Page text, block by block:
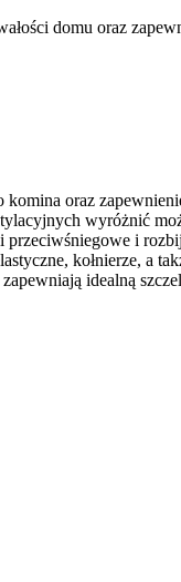
domu oraz
oraz
wyróżnić
i
kołnierze, a
idealną